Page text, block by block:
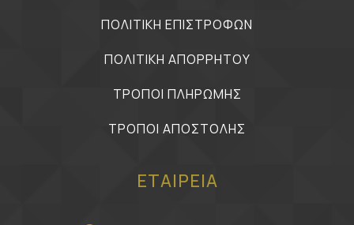
ΠΟΛΙΤΙΚΗ ΕΠΙΣΤΡΟΦΩΝ
ΠΟΛΙΤΙΚΗ ΑΠΟΡΡΗΤΟΥ
ΤΡΟΠΟΙ ΠΛΗΡΩΜΗΣ
ΤΡΟΠΟΙ ΑΠΟΣΤΟΛΗΣ
ΕΤΑΙΡΕΙΑ